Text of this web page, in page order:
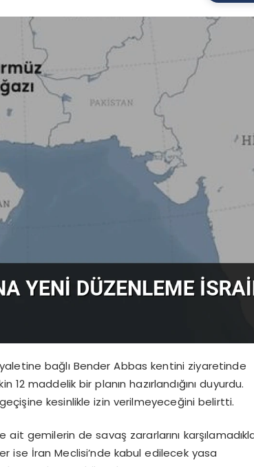
bağlı Bender Abbas kentini ziyaretinde
12 maddelik bir planın hazırlandığını duyurdu.
kesinlikle izin verilmeyeceğini belirtti.
gemilerin de savaş zararlarını
ise İran Meclisi’nde kabul edilecek yasa